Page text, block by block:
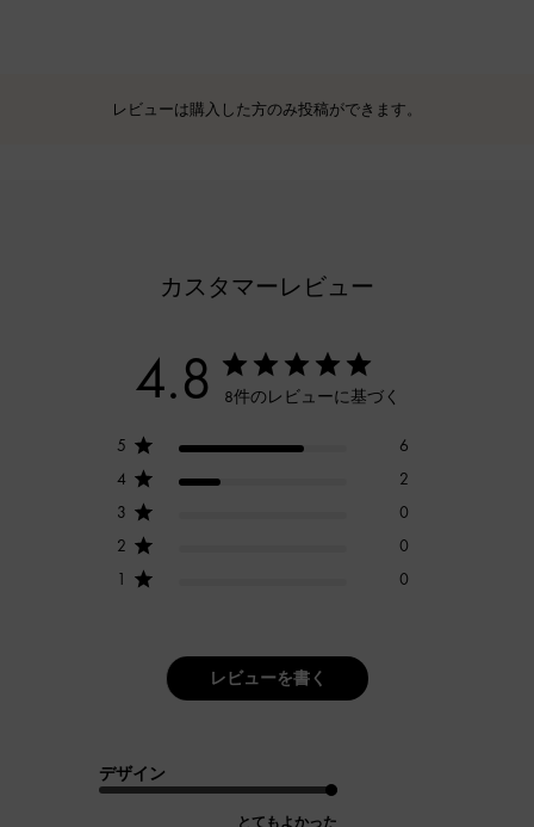
レビューは購入した方のみ投稿ができます。
カスタマーレビュー
4.8 8件のレビューに基づく
5
6
4
2
3
0
2
0
1
0
レビューを書く
デザイン
とてもよかった